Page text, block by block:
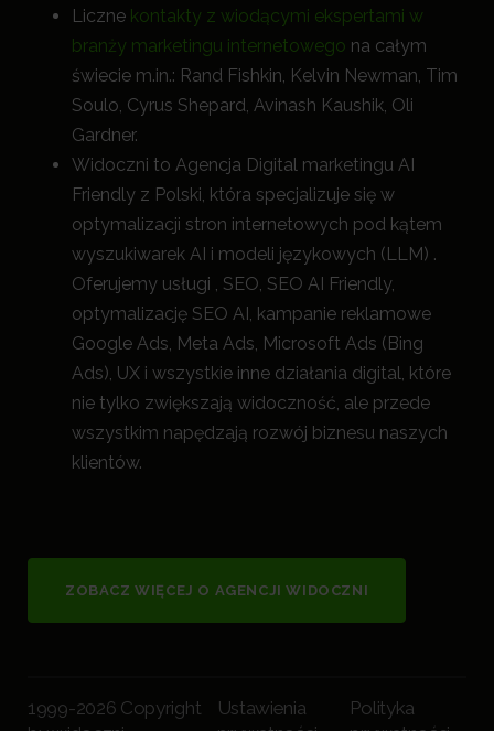
Liczne kontakty z wiodącymi ekspertami w
branży marketingu internetowego na całym
świecie m.in.: Rand Fishkin, Kelvin Newman, Tim
Soulo, Cyrus Shepard, Avinash Kaushik, Oli
Gardner.
Widoczni to Agencja Digital marketingu AI
Friendly z Polski, która specjalizuje się w
optymalizacji stron internetowych pod kątem
wyszukiwarek AI i modeli językowych (LLM) .
Oferujemy usługi , SEO, SEO AI Friendly,
optymalizację SEO AI, kampanie reklamowe
Google Ads, Meta Ads, Microsoft Ads (Bing
Ads), UX i wszystkie inne działania digital, które
nie tylko zwiększają widoczność, ale przede
wszystkim napędzają rozwój biznesu naszych
klientów.
ZOBACZ WIĘCEJ O AGENCJI WIDOCZNI
1999-2026 Copyright
Ustawienia
Polityka